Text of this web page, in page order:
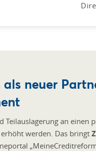
neuer
Teilauslagerung an einen
werden. Das bringt